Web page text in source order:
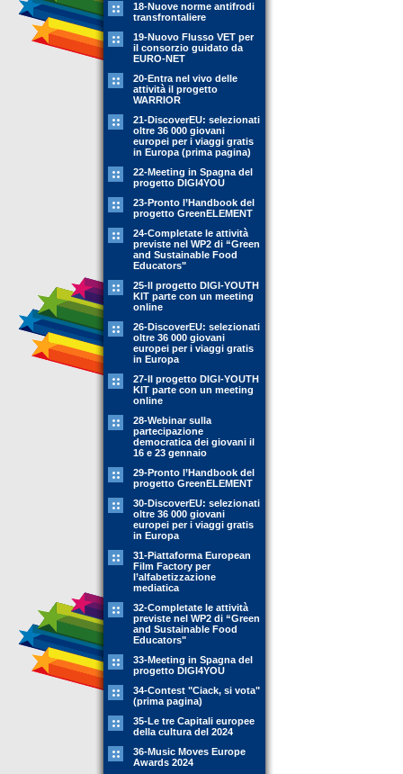
18-Nuove norme antifrodi
transfrontaliere
19-Nuovo Flusso VET per
il consorzio guidato da
EURO-NET
20-Entra nel vivo delle
attività il progetto
WARRIOR
21-DiscoverEU: selezionati
oltre 36 000 giovani
europei per i viaggi gratis
in Europa (prima pagina)
22-Meeting in Spagna del
progetto DIGI4YOU
23-Pronto l’Handbook del
progetto GreenELEMENT
24-Completate le attività
previste nel WP2 di “Green
and Sustainable Food
Educators"
25-Il progetto DIGI-YOUTH
KIT parte con un meeting
online
26-DiscoverEU: selezionati
oltre 36 000 giovani
europei per i viaggi gratis
in Europa
27-Il progetto DIGI-YOUTH
KIT parte con un meeting
online
28-Webinar sulla
partecipazione
democratica dei giovani il
16 e 23 gennaio
29-Pronto l’Handbook del
progetto GreenELEMENT
30-DiscoverEU: selezionati
oltre 36 000 giovani
europei per i viaggi gratis
in Europa
31-Piattaforma European
Film Factory per
l’alfabetizzazione
mediatica
32-Completate le attività
previste nel WP2 di “Green
and Sustainable Food
Educators"
33-Meeting in Spagna del
progetto DIGI4YOU
34-Contest "Ciack, si vota"
(prima pagina)
35-Le tre Capitali europee
della cultura del 2024
36-Music Moves Europe
Awards 2024